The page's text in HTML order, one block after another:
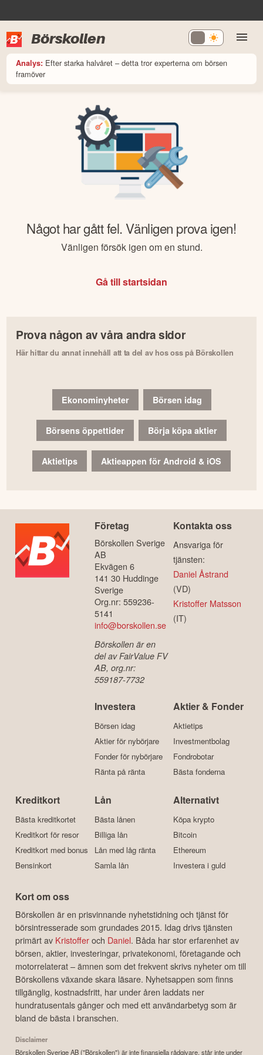
Börskollen
Analys: Efter starka halvåret – detta tror experterna om börsen
framöver
Något har gått fel. Vänligen prova igen!
Vänligen försök igen om en stund.
Gå till startsidan
Prova någon av våra andra sidor
Här hittar du annat innehåll att ta del av hos oss på Börskollen
Ekonominyheter Börsen idag
Börsens öppettider Börja köpa aktier
Aktietips Aktieappen för Android & iOS
Företag
Börskollen Sverige
AB
Ekvägen 6
141 30 Huddinge
Sverige
Org.nr: 559236-
5141
info@borskollen.se
Börskollen är en
del av FairValue FV
AB, org.nr:
559187-7732
Kontakta oss
Ansvariga för
tjänsten:
Daniel Åstrand
(VD)
Kristoffer Matsson
(IT)
Investera
Börsen idag
Aktier för nybörjare
Fonder för nybörjare
Ränta på ränta
Aktier & Fonder
Aktietips
Investmentbolag
Fondrobotar
Bästa fonderna
Kreditkort
Bästa kreditkortet
Kreditkort för resor
Kreditkort med bonus
Bensinkort
Lån
Bästa lånen
Billiga lån
Lån med låg ränta
Samla lån
Alternativt
Köpa krypto
Bitcoin
Ethereum
Investera i guld
Kort om oss
Börskollen är en prisvinnande nyhetstidning och tjänst för
börsintresserade som grundades 2015. Idag drivs tjänsten
primärt av Kristofferoch Daniel. Båda har stor erfarenhet av
börsen, aktier, investeringar, privatekonomi, företagande och
motorrelaterat – ämnen som det frekvent skrivs nyheter om till
Börskollens växande skara läsare. Nyhetsappen som finns
tillgänglig, kostnadsfritt, har under åren laddats ner
hundratusentals gånger och med ett användarbetyg som är
bland de bästa i branschen.
Disclaimer
Börskollen Sverige AB ("Börskollen") är inte finansiella rådgivare, står inte under